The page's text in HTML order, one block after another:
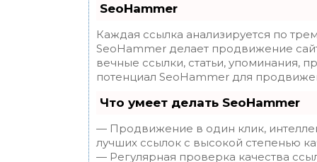
SeoHammer
Каждая ссылка анализируется по
SeoHammer делает продвижение
вечные ссылки, статьи, упоминания,
потенциал SeoHammer для
Что умеет делать SeoHammer
— Продвижение в один клик,
лучших ссылок с высокой степенью
— Регулярная проверка качества